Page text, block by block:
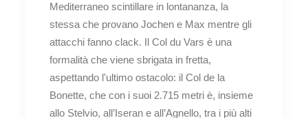
Mediterraneo scintillare in lontananza, la
stessa che provano Jochen e Max mentre gli
attacchi fanno clack. Il Col du Vars è una
formalità che viene sbrigata in fretta,
aspettando l'ultimo ostacolo: il Col de la
Bonette, che con i suoi 2.715 metri è, insieme
allo Stelvio, all’Iseran e all’Agnello, tra i più alti